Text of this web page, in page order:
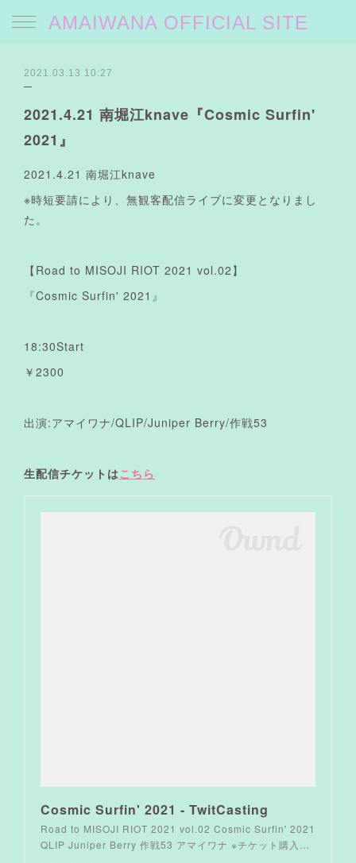
AMAIWANA OFFICIAL SITE
2021.03.13 10:27
2021.4.21 南堀江knave『Cosmic Surfin'
2021』
2021.4.21 南堀江knave
※時短要請により、無観客配信ライブに変更となりまし
た。
【Road to MISOJI RIOT 2021 vol.02】
『Cosmic Surfin' 2021』
18:30Start
￥2300
出演:アマイワナ/QLIP/Juniper Berry/作戦53
生配信チケットはこちら
Cosmic Surfin' 2021 - TwitCasting
Road to MISOJI RIOT 2021 vol.02 Cosmic Surfin' 2021
QLIP Juniper Berry 作戦53 アマイワナ ※チケット購入…